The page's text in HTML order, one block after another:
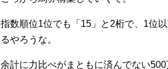
指数順位1位でも「15」と2桁で、1位
るやろうな。
余計に力比べがまともに済んでない